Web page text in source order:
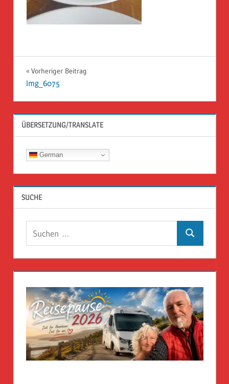
Beitragsnavigation
Vorheriger Beitrag
img_6075
ÜBERSETZUNG/TRANSLATE
German
SUCHE
Suchen